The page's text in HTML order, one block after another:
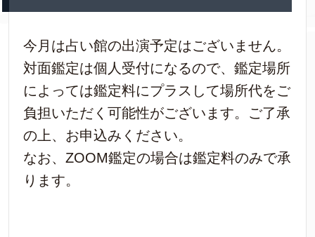
今月は占い館の出演予定はございません。
対面鑑定は個人受付になるので、鑑定場所
によっては鑑定料にプラスして場所代をご
負担いただく可能性がございます。ご了承
の上、お申込みください。
なお、ZOOM鑑定の場合は鑑定料のみで承
ります。